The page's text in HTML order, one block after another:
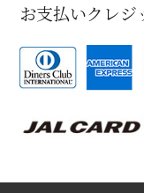
お支払いクレジ